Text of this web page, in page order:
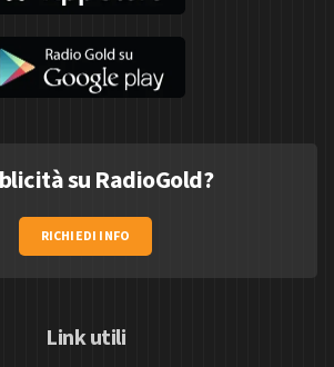
su RadioGold?
RICHIEDI INFO
Link utili